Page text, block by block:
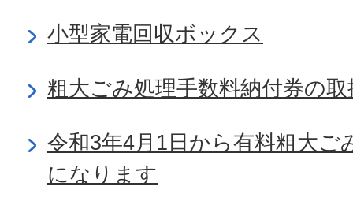
小型家電回収ボックス
粗大ごみ処理手数料納付券の
令和3年4月1日から有料粗大ご
になります